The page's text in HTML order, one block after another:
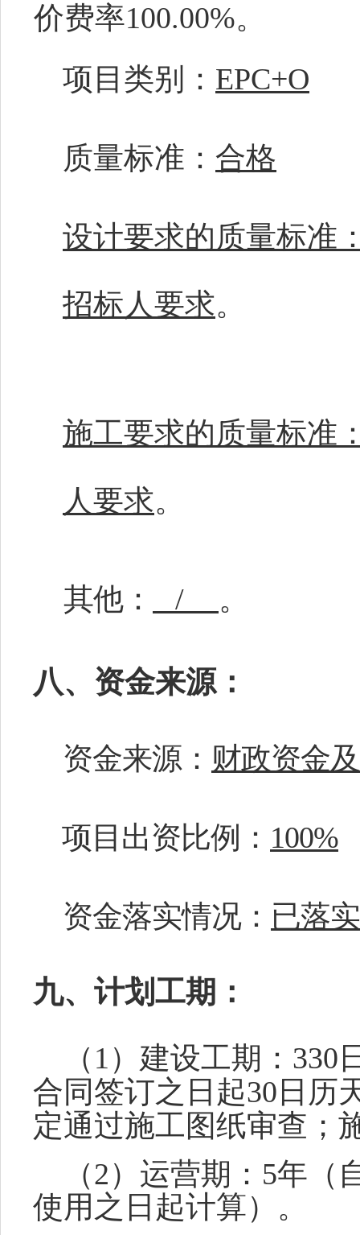
价费率100.00%。
项目类别： EPC+O
质量标准： 合格
设计要求的质量标准
招标人要求。
施工要求的质量标准
人要求。
其他： / 。
八、资金来源：
资金来源： 财政资金
项目出资比例： 100%
资金落实情况： 已落实
九、计划工期：
（ 1）建设工期： 330
合同签订之日起30日历
定通过施工图纸审查；
（2）运营期 ： 5年（
使用之日起计算）。